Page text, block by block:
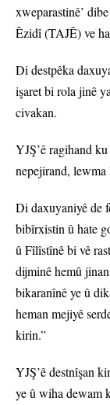
xweparastinê’
Êzidî (TAJÊ) ve
Di destpêka
işaret bi rola jinê
civakan.
YJŞ’ê ragihand
nepejirand, lewma
Di daxuyaniyê de
bibîrxistin û hate
û Fîlîstînê bi vê
dijminê hemû
bikaranînê ye û
heman mejiyê
kirin.”
YJŞ’ê destnîşan
ye û wiha dewam